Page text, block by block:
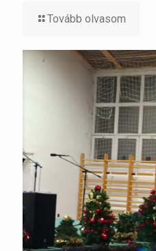
Tovább olvasom